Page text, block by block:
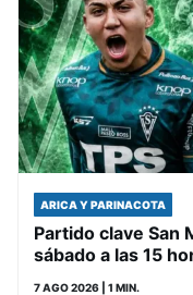
ARICA Y PARINACOTA
Partido clave San
sábado a las 15
7 AGO 2026 | 1 MIN.